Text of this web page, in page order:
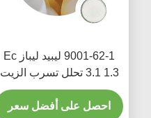
9001-62-1 ليبيد ليباز Ec
3.1 1.3 تحلل تسرب الزيت
المضافات الغذائية السائبة
احصل على أفضل سعر